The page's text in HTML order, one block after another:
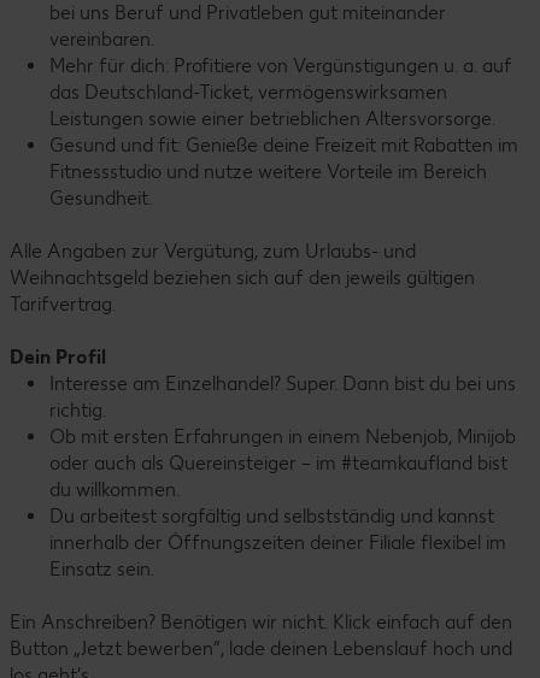
bei uns Beruf und Privatleben gut miteinander
vereinbaren.
Mehr für dich: Profitiere von Vergünstigungen u. a. auf
das Deutschland-Ticket, vermögenswirksamen
Leistungen sowie einer betrieblichen Altersvorsorge.
Gesund und fit: Genieße deine Freizeit mit Rabatten im
Fitnessstudio und nutze weitere Vorteile im Bereich
Gesundheit.
Alle Angaben zur Vergütung, zum Urlaubs- und
Weihnachtsgeld beziehen sich auf den jeweils gültigen
Tarifvertrag.
Dein Profil
Interesse am Einzelhandel? Super. Dann bist du bei uns
richtig.
Ob mit ersten Erfahrungen in einem Nebenjob, Minijob
oder auch als Quereinsteiger – im #teamkaufland bist
du willkommen.
Du arbeitest sorgfältig und selbstständig und kannst
innerhalb der Öffnungszeiten deiner Filiale flexibel im
Einsatz sein.
Ein Anschreiben? Benötigen wir nicht. Klick einfach auf den
Button „Jetzt bewerben“, lade deinen Lebenslauf hoch und